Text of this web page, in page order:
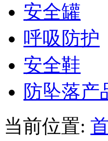
安全罐
呼吸防护
安全鞋
防坠落产
当前位置: